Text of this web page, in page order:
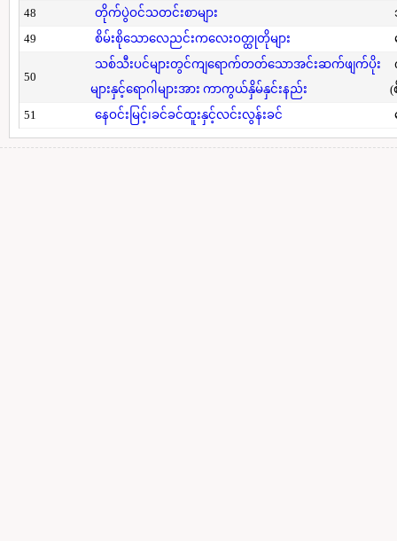
48 တိုက်ပွဲဝင်သတင်းစာများ
49
စိမ်းစိုသောလေညင်းကလေးဝတ္ထုတိုများ
50
သစ်သီးပင်များတွင်ကျရောက်တတ်သောအင်းဆက်ဖျက်ပိုး
များနှင့်ရောဂါများအား ကာကွယ်နှိမ်နှင်းနည်း
(
51
နေဝင်းမြင့်၊ခင်ခင်ထူးနှင့်လင်းလွန်းခင်